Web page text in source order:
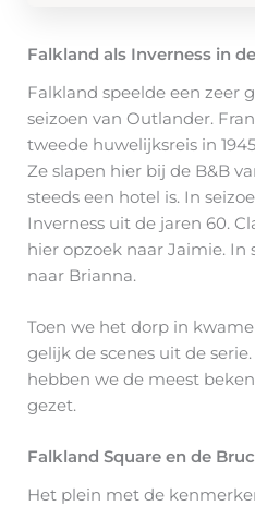
Falkland als Inverness in
Falkland speelde een zeer
seizoen van Outlander.
tweede huwelijksreis in
Ze slapen hier bij de B&B
steeds een hotel is. In
Inverness uit de jaren 60.
hier opzoek naar Jaimie. In
naar Brianna.
Toen we het dorp in
gelijk de scenes uit de
hebben we de meest
gezet.
Falkland Square en de
Het plein met de